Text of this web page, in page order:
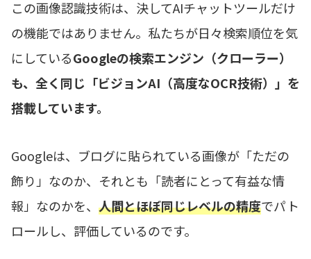
この画像認識技術は、決してAIチャットツールだけ
の機能ではありません。私たちが日々検索順位を気
にしているGoogleの検索エンジン（クローラー）
も、全く同じ「ビジョンAI（高度なOCR技術）」を
搭載しています。
Googleは、ブログに貼られている画像が「ただの
飾り」なのか、それとも「読者にとって有益な情
報」なのかを、 人間とほぼ同じレベルの精度でパト
ロールし、評価しているのです。